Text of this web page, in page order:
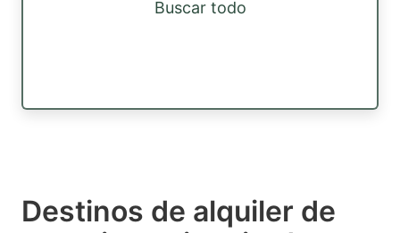
Buscar todo
Destinos de alquiler de